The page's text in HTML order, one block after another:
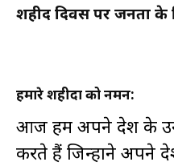
शहीद दिवस पर जनता
हमारे शहीदों को नमन:
आज हम अपने देश के उन
करते हैं जिन्होंने अपने